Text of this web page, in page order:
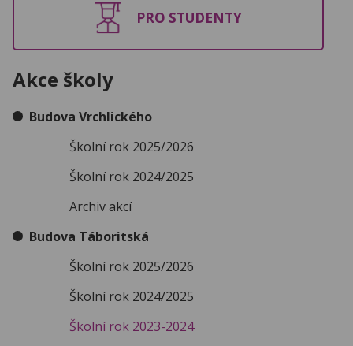
PRO STUDENTY
Akce školy
Budova Vrchlického
Školní rok 2025/2026
Školní rok 2024/2025
Archiv akcí
Budova Táboritská
Školní rok 2025/2026
Školní rok 2024/2025
Školní rok 2023-2024